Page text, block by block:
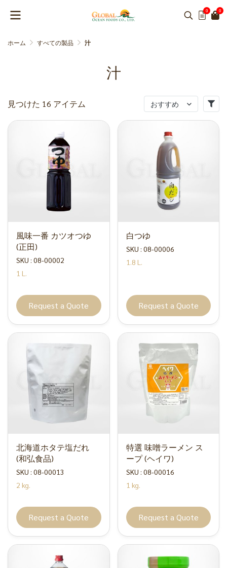
0 0
ホーム すべての製品 汁
汁
見つけた 16 アイテム おすすめ
風味一番 カツオつゆ
(正田)
SKU : 08-00002
1 L.
Request a Quote
白つゆ
SKU : 08-00006
1.8 L.
Request a Quote
北海道ホタテ塩だれ
(和弘食品)
SKU : 08-00013
2 kg.
Request a Quote
特選 味噌ラーメン ス
ープ (ヘイワ)
SKU : 08-00016
1 kg.
Request a Quote